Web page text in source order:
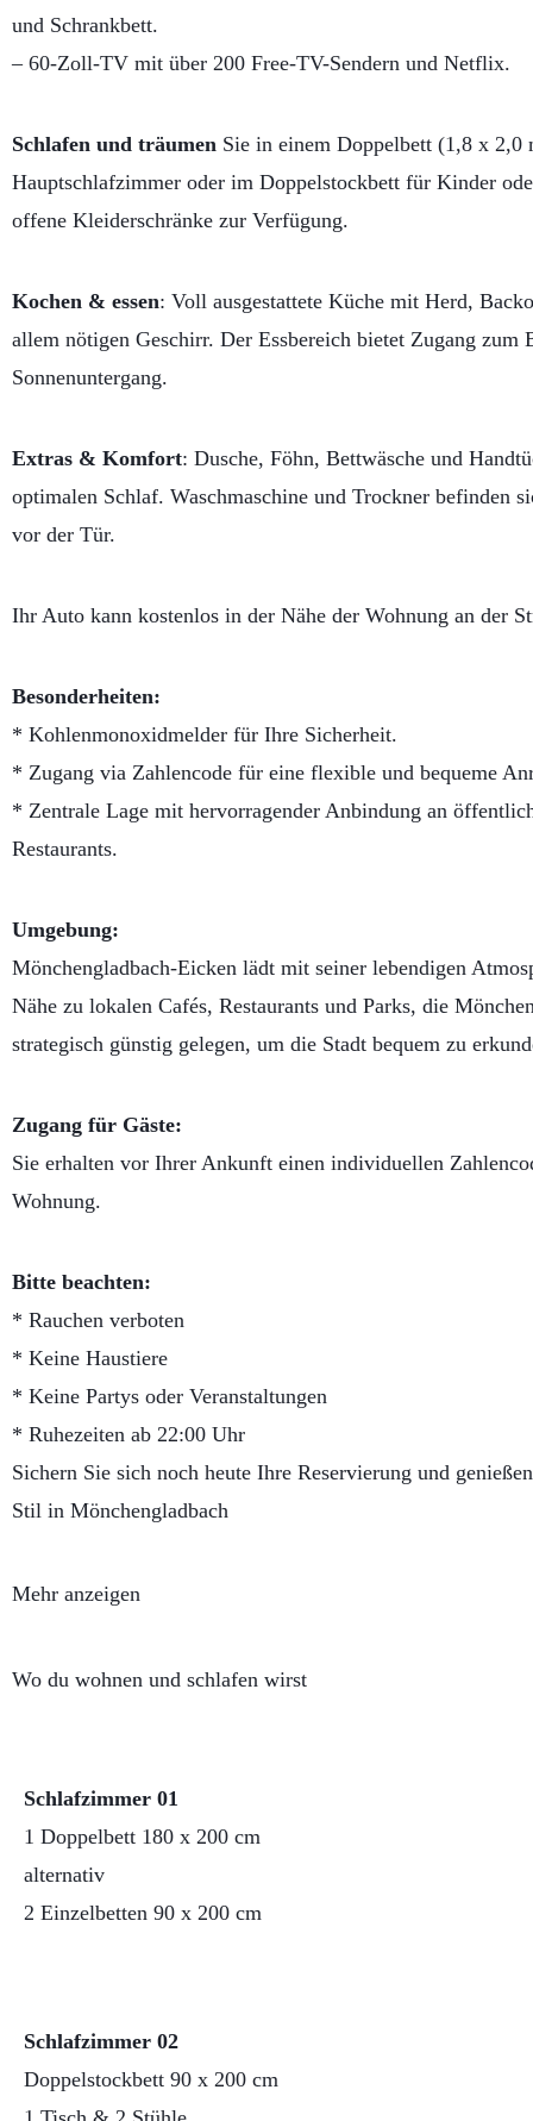
und Schrankbett.
– 60-Zoll-TV mit über 200 Free-TV-Sendern und Netflix.
Schlafen und träumen Sie in einem Doppelbett (1,8 x
Hauptschlafzimmer oder im Doppelstockbett für Kinder
offene Kleiderschränke zur Verfügung.
Kochen & essen: Voll ausgestattete Küche mit Herd,
allem nötigen Geschirr. Der Essbereich bietet Zugang
Sonnenuntergang.
Extras & Komfort: Dusche, Föhn, Bettwäsche und
optimalen Schlaf. Waschmaschine und Trockner befinden
vor der Tür.
Ihr Auto kann kostenlos in der Nähe der Wohnung an der
Besonderheiten:
* Kohlenmonoxidmelder für Ihre Sicherheit.
* Zugang via Zahlencode für eine flexible und bequeme
* Zentrale Lage mit hervorragender Anbindung an
Restaurants.
Umgebung:
Mönchengladbach-Eicken lädt mit seiner lebendigen
Nähe zu lokalen Cafés, Restaurants und Parks, die
strategisch günstig gelegen, um die Stadt bequem zu
Zugang für Gäste:
Sie erhalten vor Ihrer Ankunft einen individuellen
Wohnung.
Bitte beachten:
* Rauchen verboten
* Keine Haustiere
* Keine Partys oder Veranstaltungen
* Ruhezeiten ab 22:00 Uhr
Sichern Sie sich noch heute Ihre Reservierung und
Stil in Mönchengladbach
Mehr anzeigen
Wo du wohnen und schlafen wirst
Schlafzimmer 01
1 Doppelbett 180 x 200 cm
alternativ
2 Einzelbetten 90 x 200 cm
Schlafzimmer 02
Doppelstockbett 90 x 200 cm